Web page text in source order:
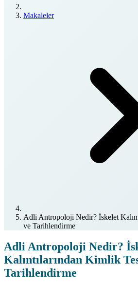
Makaleler
Adli Antropoloji Nedir? İskelet
ve Tarihlendirme
Adli Antropoloji Nedir?
Kalıntılarından Kimlik
Tarihlendirme